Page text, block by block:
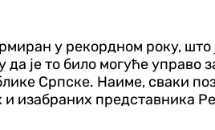
у рекордном року,
је то било могуће управо
Српске. Наиме, сваки
изабраних представника